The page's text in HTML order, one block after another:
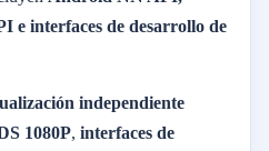
e interfaces de desarrollo de
independiente
1080P, interfaces de